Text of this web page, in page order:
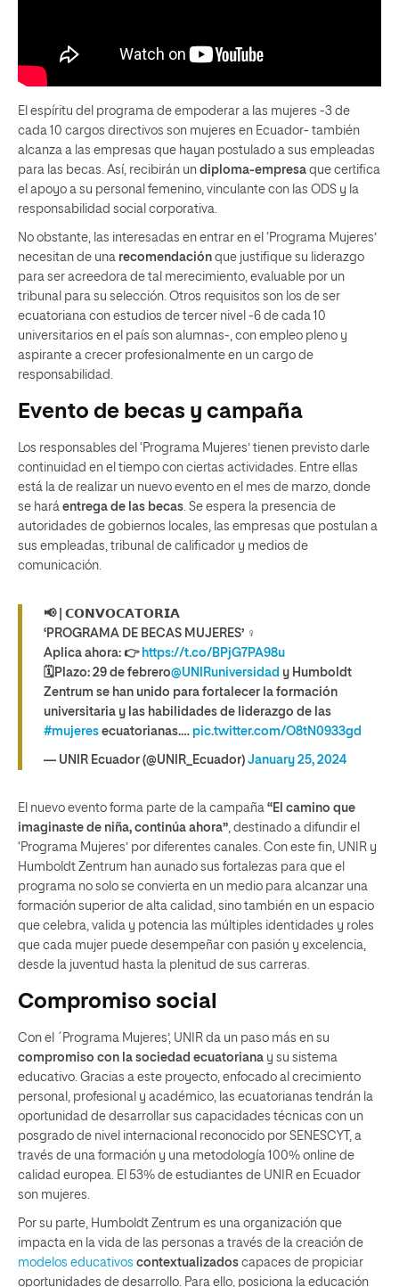
El espíritu del programa de empoderar a las mujeres -3 de
cada 10 cargos directivos son mujeres en Ecuador- también
alcanza a las empresas que hayan postulado a sus empleadas
para las becas. Así, recibirán un diploma-empresa que certifica
el apoyo a su personal femenino, vinculante con las ODS y la
responsabilidad social corporativa.
No obstante, las interesadas en entrar en el ‘Programa Mujeres’
necesitan de una recomendación que justifique su liderazgo
para ser acreedora de tal merecimiento, evaluable por un
tribunal para su selección. Otros requisitos son los de ser
ecuatoriana con estudios de tercer nivel -6 de cada 10
universitarios en el país son alumnas-, con empleo pleno y
aspirante a crecer profesionalmente en un cargo de
responsabilidad.
Evento de becas y campaña
Los responsables del ‘Programa Mujeres’ tienen previsto darle
continuidad en el tiempo con ciertas actividades. Entre ellas
está la de realizar un nuevo evento en el mes de marzo, donde
se hará entrega de las becas . Se espera la presencia de
autoridades de gobiernos locales, las empresas que postulan a
sus empleadas, tribunal de calificador y medios de
comunicación.
📢 | 𝗖𝗢𝗡𝗩𝗢𝗖𝗔𝗧𝗢𝗥𝗜𝗔
‘PROGRAMA DE BECAS MUJERES’ ♀️
Aplica ahora: 👉 https://t.co/BPjG7PA98u
🗓️Plazo: 29 de febrero@UNIRuniversidad y Humboldt
Zentrum se han unido para fortalecer la formación
universitaria y las habilidades de liderazgo de las
#mujeres ecuatorianas.… pic.twitter.com/O8tN0933gd
— UNIR Ecuador (@UNIR_Ecuador) January 25, 2024
El nuevo evento forma parte de la campaña “El camino que
imaginaste de niña, continúa ahora” , destinado a difundir el
‘Programa Mujeres’ por diferentes canales. Con este fin, UNIR y
Humboldt Zentrum han aunado sus fortalezas para que el
programa no solo se convierta en un medio para alcanzar una
formación superior de alta calidad, sino también en un espacio
que celebra, valida y potencia las múltiples identidades y roles
que cada mujer puede desempeñar con pasión y excelencia,
desde la juventud hasta la plenitud de sus carreras.
Compromiso social
Con el ´Programa Mujeres’, UNIR da un paso más en su
compromiso con la sociedad ecuatoriana y su sistema
educativo. Gracias a este proyecto, enfocado al crecimiento
personal, profesional y académico, las ecuatorianas tendrán la
oportunidad de desarrollar sus capacidades técnicas con un
posgrado de nivel internacional reconocido por SENESCYT, a
través de una formación y una metodología 100% online de
calidad europea. El 53% de estudiantes de UNIR en Ecuador
son mujeres.
Por su parte, Humboldt Zentrum es una organización que
impacta en la vida de las personas a través de la creación de
modelos educativos contextualizados capaces de propiciar
oportunidades de desarrollo. Para ello, posiciona la educación